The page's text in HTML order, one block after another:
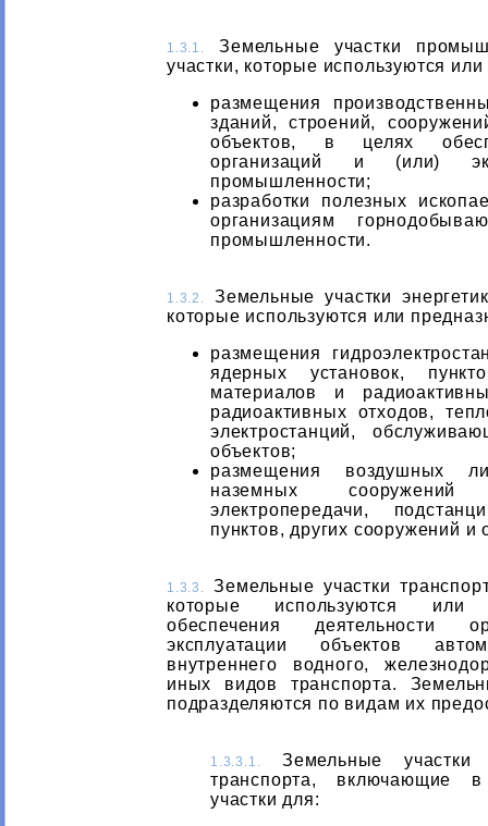
1.3.1.
Земельные участки
участки, которые используются
размещения
зданий, строений,
объектов, в целях
организаций и (или)
промышленности;
разработки полезных
организациям
промышленности.
1.3.2.
Земельные участки
которые используются или
размещения
ядерных установок,
материалов и
радиоактивных отходов,
электростанций,
объектов;
размещения воздушных
наземных
электропередачи,
пунктов, других сооружений и
1.3.3.
Земельные участки
которые используются или
обеспечения деятельности
эксплуатации объектов
внутреннего водного,
иных видов транспорта.
подразделяются по видам их
1.3.3.1.
Земельные участки
транспорта, включающие
участки для: